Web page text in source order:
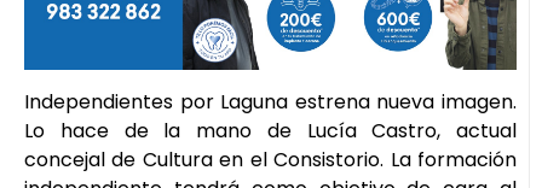
Independientes por Laguna estrena nueva imagen.
Lo hace de la mano de Lucía Castro, actual
concejal de Cultura en el Consistorio. La formación